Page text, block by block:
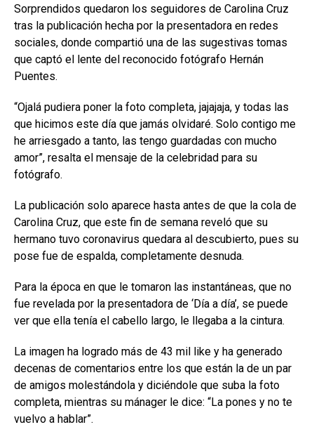
Sorprendidos quedaron los seguidores de Carolina Cruz
tras la publicación hecha por la presentadora en redes
sociales, donde compartió una de las sugestivas tomas
que captó el lente del reconocido fotógrafo Hernán
Puentes.
“Ojalá pudiera poner la foto completa, jajajaja, y todas las
que hicimos este día que jamás olvidaré. Solo contigo me
he arriesgado a tanto, las tengo guardadas con mucho
amor”, resalta el mensaje de la celebridad para su
fotógrafo.
La publicación solo aparece hasta antes de que la cola de
Carolina Cruz, que este fin de semana reveló que su
hermano tuvo coronavirus quedara al descubierto, pues su
pose fue de espalda, completamente desnuda.
Para la época en que le tomaron las instantáneas, que no
fue revelada por la presentadora de ‘Día a día’, se puede
ver que ella tenía el cabello largo, le llegaba a la cintura.
La imagen ha logrado más de 43 mil like y ha generado
decenas de comentarios entre los que están la de un par
de amigos molestándola y diciéndole que suba la foto
completa, mientras su mánager le dice: “La pones y no te
vuelvo a hablar”.